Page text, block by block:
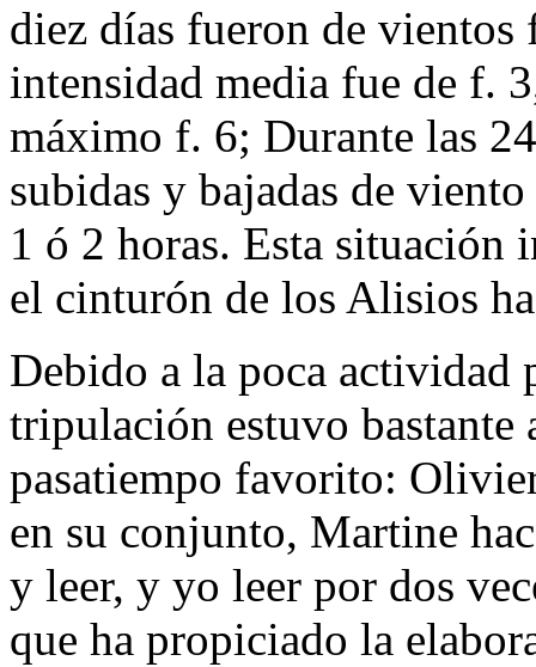
diez días fueron de
intensidad media fue de f.
máximo f. 6; Durante las
subidas y bajadas de
1 ó 2 horas. Esta situación
el cinturón de los Alisios
Debido a la poca actividad
tripulación estuvo bastante
pasatiempo favorito:
en su conjunto, Martine
y leer, y yo leer por dos
que ha propiciado la